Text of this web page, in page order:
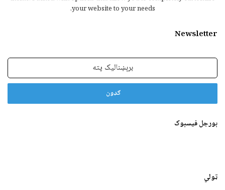
your website to your needs.
Newsletter
برېښنالیک
بورجل فیسبوک
ټولي